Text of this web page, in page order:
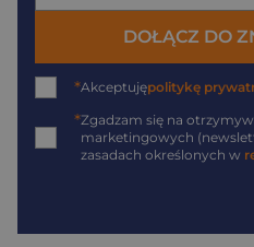
DOŁĄCZ DO
*Akceptujępolitykę
*Zgadzam się na
marketingowych
zasadach określonych w